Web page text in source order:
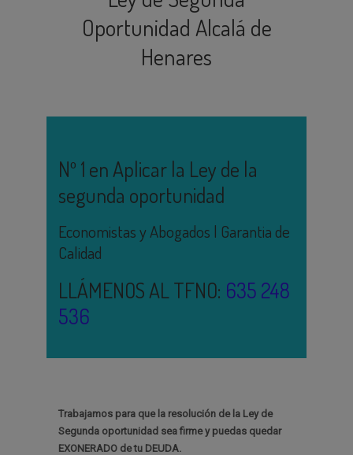
Oportunidad Alcalá de
Henares
Nº 1 en Aplicar la Ley de la
segunda oportunidad
Economistas y Abogados | Garantia de
Calidad
LLÁMENOS AL TFNO: 635 248
536
Trabajamos para que la resolución de la Ley de
Segunda oportunidad sea firme y puedas quedar
EXONERADO de tu DEUDA.